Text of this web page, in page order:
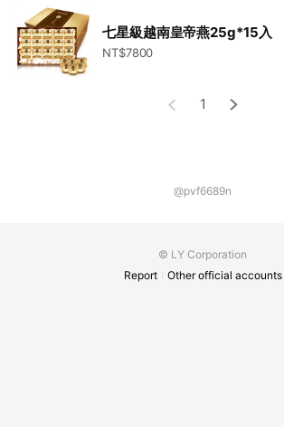
七星級越南皇帝燕25g*15入
NT$7800
1
@pvf6689n
© LY Corporation
Report
Other official accounts